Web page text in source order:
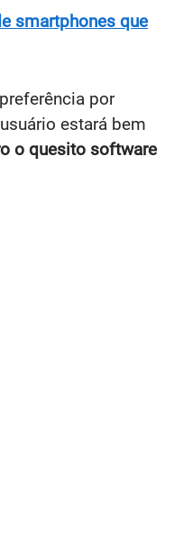
smartphones que
por
estará bem
o quesito software